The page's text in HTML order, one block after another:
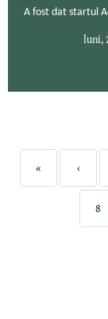
A fost dat startul
luni,
« ‹
8